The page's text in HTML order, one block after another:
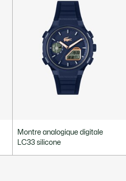
Montre analogique digitale
LC33 silicone